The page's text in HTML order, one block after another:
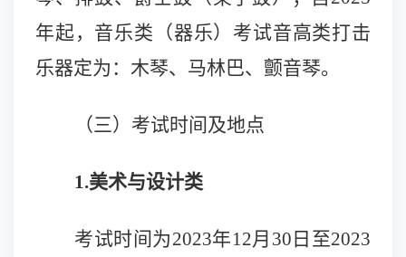
年起，音乐类（器乐）考试音高类打击
乐器定为：木琴、马林巴、颤音琴。
（三）考试时间及地点
1.美术与设计类
考试时间为2023年12月30 日至2023